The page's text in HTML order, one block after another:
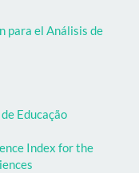
para el Análisis de
Educação
Index for the